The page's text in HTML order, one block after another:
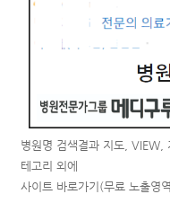
병원명 검색결과 지도, VIEW,
테고리 외에
사이트 바로가기(무료 노출영